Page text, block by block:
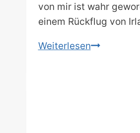
von mir ist wahr
einem Rückflug von
WeiterlesenDie